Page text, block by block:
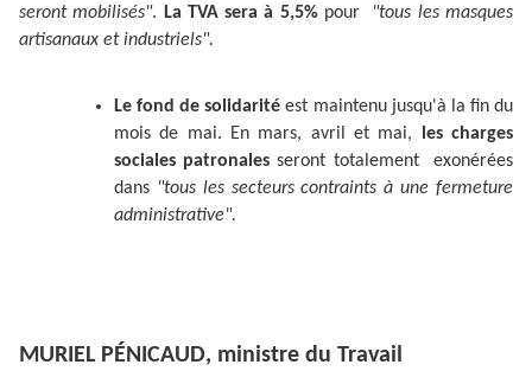
seront mobilisés". La TVA sera à 5,5%pour "tous les masques
artisanaux et industriels".
Le fond de solidarité est maintenu jusqu'à la fin du
mois de mai. En mars, avril et mai, les charges
sociales patronalesseront totalement exonérées
dans "tous les secteurs contraints à une fermeture
administrative".
MURIEL PÉNICAUD, ministre du Travail